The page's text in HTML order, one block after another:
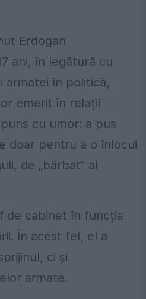
Erdogan
ani, în legătură cu
armatei în politică,
emerit în relații
cu umor: a pus
doar pentru a o înlocui
de „bărbat” al
de cabinet în funcția
În acest fel, el a
ci și
armate.